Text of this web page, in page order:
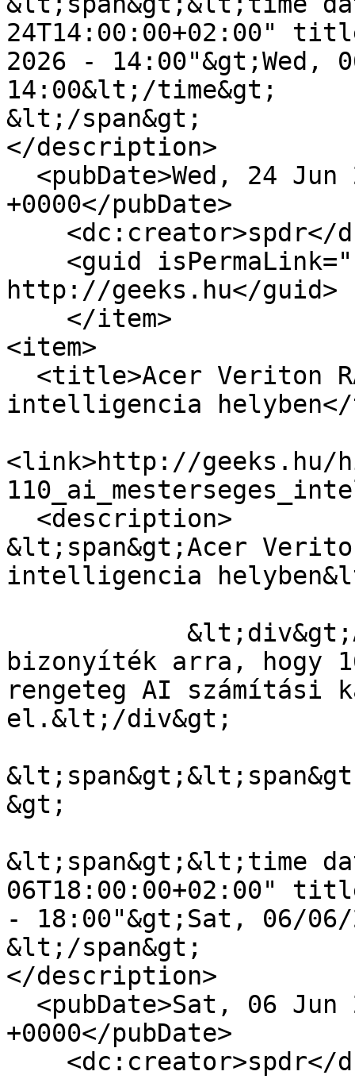
24T14:00:00+02:00"
2026 - 14:00"&gt;Wed,
14:00&lt;/time&gt;
&lt;/span&gt;
</description>
+0000</pubDate>
http://geeks.hu</guid>
<item>
intelligencia
<link>http://geeks.hu/
&lt;span&gt;Acer
intelligencia
bizonyíték arra, hogy
rengeteg AI számítási
el.&lt;/div&gt;
&gt;
&lt;span&gt;&lt;time
06T18:00:00+02:00"
- 18:00"&gt;Sat, 06/
&lt;/span&gt;
</description>
+0000</pubDate>